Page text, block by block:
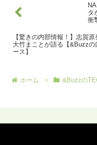
タ
衝
【驚きの内部情報！】志賀
大竹まことが語る【&Buzzの
ース】
ホーム &Buzzの